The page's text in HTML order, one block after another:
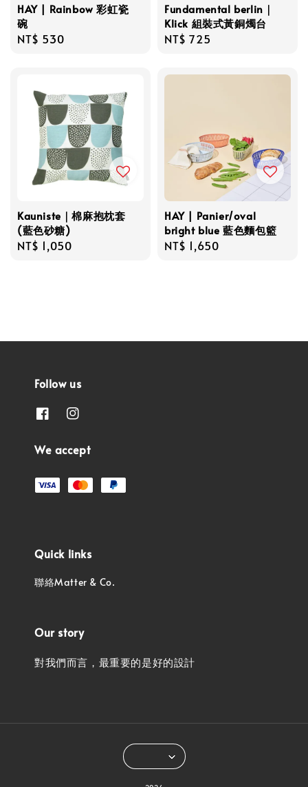
HAY | Rainbow 彩虹瓷
碗
Regular
NT$ 530
Fundamental berlin｜
Klick 組裝式黃銅燭台
Regular
NT$ 725
Kauniste｜棉麻抱枕套
(藍色砂糖)
Regular
NT$ 1,050
HAY | Panier/oval
bright blue 藍色麵包籃
Regular
NT$ 1,650
Follow us
We accept
Quick links
聯絡Matter & Co.
Our story
對我們而言，最重要的是好的設計